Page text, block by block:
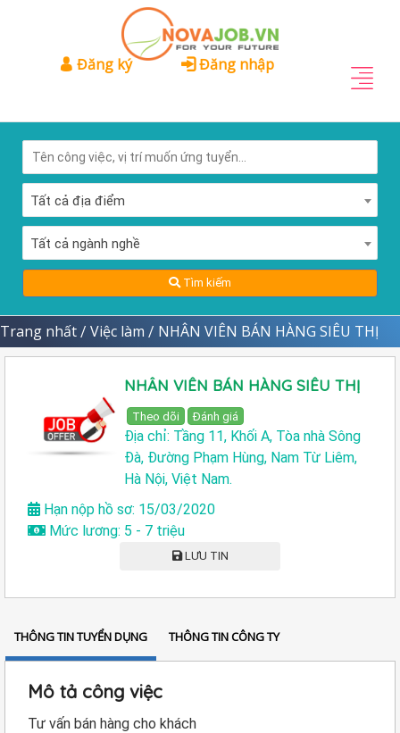
Đăng ký Đăng nhập
Tất cả địa điểm
Tất cả ngành nghề
Tìm kiếm
Trang nhất / Việc làm / NHÂN VIÊN BÁN HÀNG SIÊU THỊ
NHÂN VIÊN BÁN HÀNG SIÊU THỊ
Theo dõi Đánh giá
Địa chỉ: Tầng 11, Khối A, Tòa nhà Sông
Đà, Đường Phạm Hùng, Nam Từ Liêm,
Hà Nội, Việt Nam.
Hạn nộp hồ sơ: 15/03/2020
Mức lương: 5 - 7 triệu
LƯU TIN
THÔNG TIN TUYỂN DỤNG THÔNG TIN CÔNG TY
Mô tả công việc
Tư vấn bán hàng cho khách